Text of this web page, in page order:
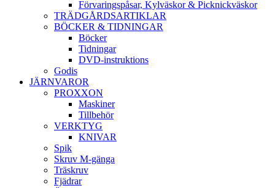
Förvaringspåsar, Kylväskor & Picknickväskor
TRÄDGÅRDSARTIKLAR
BÖCKER & TIDNINGAR
Böcker
Tidningar
DVD-instruktions
Godis
JÄRNVAROR
PROXXON
Maskiner
Tillbehör
VERKTYG
KNIVAR
Spik
Skruv M-gänga
Träskruv
Fjädrar